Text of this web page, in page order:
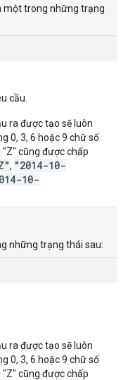
một trong những trạng
cầu.
ra được tạo sẽ luôn
0, 3, 6 hoặc 9 chữ số
cũng được chấp
, "2014-10-
10-
những trạng thái sau:
ra được tạo sẽ luôn
0, 3, 6 hoặc 9 chữ số
cũng được chấp